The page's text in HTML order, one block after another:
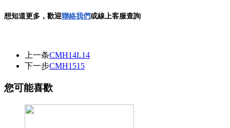
想知道更多，歡迎聯絡我們或線上客服查詢
上一条CMH14L14
下一步CMH1515
您可能喜歡